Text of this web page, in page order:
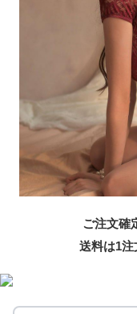
ご注文確
送料は1注